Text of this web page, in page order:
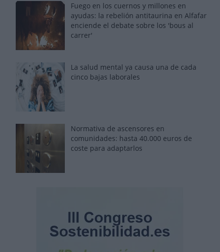
Fuego en los cuernos y millones en
ayudas: la rebelión antitaurina en Alfafar
enciende el debate sobre los 'bous al
carrer'
La salud mental ya causa una de cada
cinco bajas laborales
Normativa de ascensores en
comunidades: hasta 40.000 euros de
coste para adaptarlos